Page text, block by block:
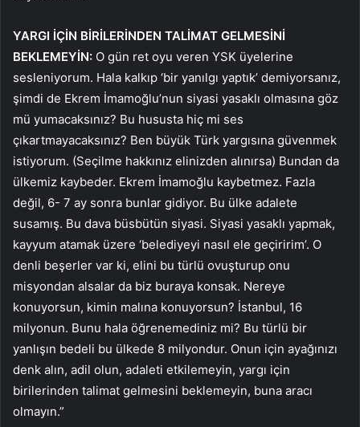
YARGI İÇİN BİRİLERİNDEN TALİMAT GELMESİNİ
BEKLEMEYİN: O gün ret oyu veren YSK üyelerine
sesleniyorum. Hala kalkıp ‘bir yanılgı yaptık’ demiyorsanız,
şimdi de Ekrem İmamoğlu’nun siyasi yasaklı olmasına göz
mü yumacaksınız? Bu hususta hiç mi ses
çıkartmayacaksınız? Ben büyük Türk yargısına güvenmek
istiyorum. (Seçilme hakkınız elinizden alınırsa) Bundan da
ülkemiz kaybeder. Ekrem İmamoğlu kaybetmez. Fazla
değil, 6- 7 ay sonra bunlar gidiyor. Bu ülke adalete
susamış. Bu dava büsbütün siyasi. Siyasi yasaklı yapmak,
kayyum atamak üzere ‘belediyeyi nasıl ele geçiririm’. O
denli beşerler var ki, elini bu türlü ovuşturup onu
misyondan alsalar da biz buraya konsak. Nereye
konuyorsun, kimin malına konuyorsun? İstanbul, 16
milyonun. Bunu hala öğrenemediniz mi? Bu türlü bir
yanlışın bedeli bu ülkede 8 milyondur. Onun için ayağınızı
denk alın, adil olun, adaleti etkilemeyin, yargı için
birilerinden talimat gelmesini beklemeyin, buna aracı
olmayın.”